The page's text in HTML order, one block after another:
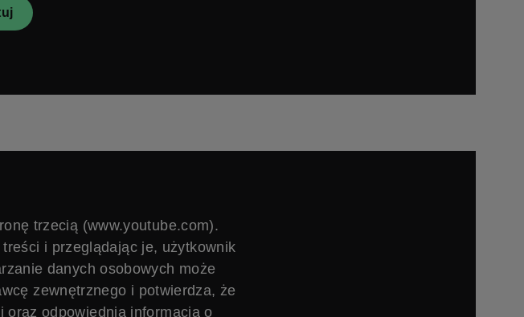
trzecią (www.youtube.com).
i przeglądając je, użytkownik
danych osobowych może
zewnętrznego i potwierdza, że
oraz odpowiednią informacją o